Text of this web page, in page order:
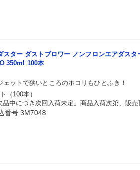
スター ダストブロワー ノンフロンエアダスタ
350ml 100本
ェットで狭いところのホコリもひとふき！
（100本）
品中につき次回入荷未定。商品入荷次第、販売
番号 3M7048